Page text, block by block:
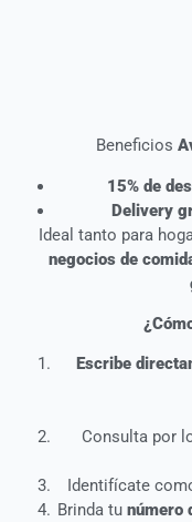
Beneficios
15% de
Delivery
Ideal tanto para
negocios de
Escribe
Consulta por
Identifícate
Brinda tu número